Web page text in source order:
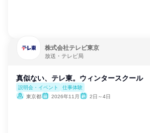
株式会社テレビ東京
放送・テレビ局
真似ない、テレ東。ウィンタースクール
説明会・イベント
仕事体験
東京都
2026年11月 2日～4日